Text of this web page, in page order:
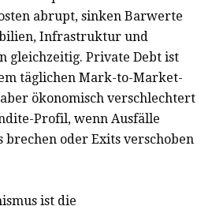
abrupt, sinken Barwerte
Infrastruktur und
gleichzeitig. Private Debt ist
täglichen Mark-to-Market-
ökonomisch verschlechtert
Profil, wenn Ausfälle
brechen oder Exits verschoben
ist die